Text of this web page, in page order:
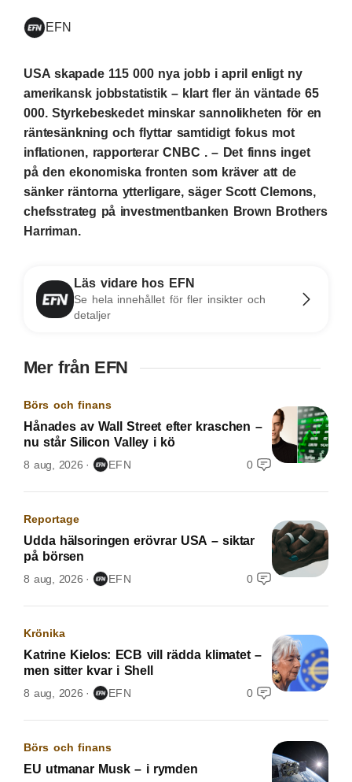
EFN
USA skapade 115 000 nya jobb i april enligt ny
amerikansk jobbstatistik – klart fler än väntade 65
000. Styrkebeskedet minskar sannolikheten för en
räntesänkning och flyttar samtidigt fokus mot
inflationen, rapporterar CNBC . – Det finns inget
på den ekonomiska fronten som kräver att de
sänker räntorna ytterligare, säger Scott Clemons,
chefsstrateg på investmentbanken Brown Brothers
Harriman.
Läs vidare hos EFN
Se hela innehållet för fler insikter och
detaljer
Mer från EFN
Börs och finans
Hånades av Wall Street efter kraschen –
nu står Silicon Valley i kö
8 aug, 2026 EFN 0
Reportage
Udda hälsoringen erövrar USA – siktar
på börsen
8 aug, 2026 EFN 0
Krönika
Katrine Kielos: ECB vill rädda klimatet –
men sitter kvar i Shell
8 aug, 2026 EFN 0
Börs och finans
EU utmanar Musk – i rymden